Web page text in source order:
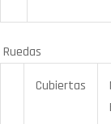
Ruedas
Cubiertas